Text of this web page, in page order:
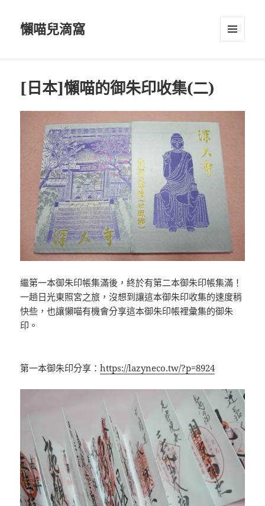
懶喵兒滴窩
[日本]懶喵的御朱印收集(二)
繼第一本御朱印帳集滿後，終於有第二本御朱印帳集滿！
一趟日光東照宮之旅，沒想到讓這本御朱印收集的速度稍
快些，也讓懶喵有機會分享這本御朱印帳裡彙集的御朱
印。
第一本御朱印分享：https://lazyneco.tw/?p=8924